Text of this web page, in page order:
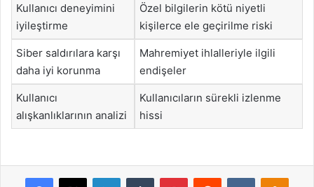
Kullanıcı deneyimini
iyileştirme
Özel bilgilerin kötü niyetli
kişilerce ele geçirilme riski
Siber saldırılara karşı
daha iyi korunma
Mahremiyet ihlalleriyle ilgili
endişeler
Kullanıcı
alışkanlıklarının analizi
Kullanıcıların sürekli izlenme
hissi
Facebook
X LinkedInTumblr PinterestReddit VKontakte